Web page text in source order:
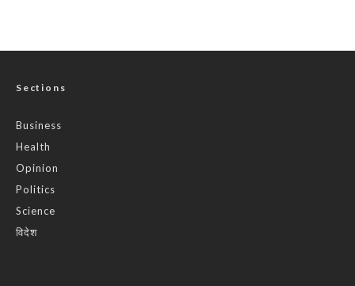
Sections
Business
Health
Opinion
Politics
Science
विदेश